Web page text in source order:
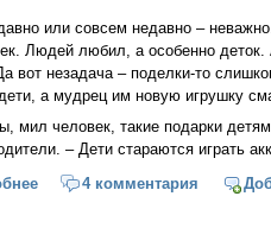
или совсем недавно –
Людей любил, а особенно деток.
вот незадача – поделки-то
а мудрец им новую игрушку
мил человек, такие подарки
– Дети стараются играть
о Убитая любовь
4 комментария